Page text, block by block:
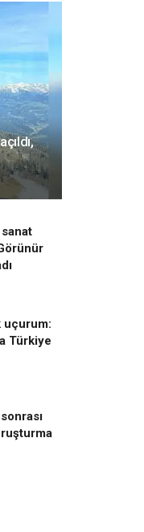
uçurum:
Türkiye